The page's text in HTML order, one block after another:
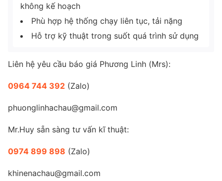
không kế hoạch
Phù hợp hệ thống chạy liên tục, tải nặng
Hỗ trợ kỹ thuật trong suốt quá trình sử dụng
Liên hệ yêu cầu báo giá Phương Linh (Mrs):
0964 744 392 (Zalo)
phuonglinhachau@gmail.com
Mr.Huy sẵn sàng tư vấn kĩ thuật:
0974 899 898 (Zalo)
khinenachau@gmail.com